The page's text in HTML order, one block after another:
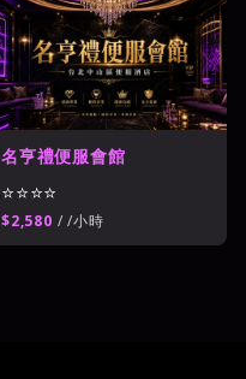
名亨禮便服會館
⭐⭐⭐⭐
$2,580 / /小時